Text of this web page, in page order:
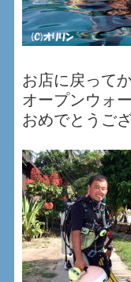
お店に戻って
オープンウォ
おめでとうご